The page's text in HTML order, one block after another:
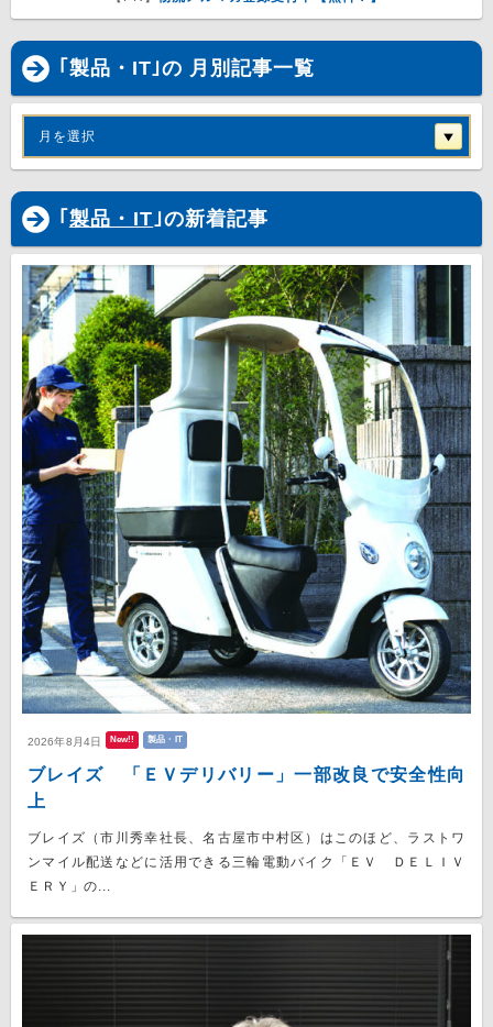
｢製品・IT｣の 月別記事一覧
月を選択
｢ 製品・IT｣の新着記事
2026年8月4日 New!! 製品・IT
ブレイズ 「ＥＶデリバリー」一部改良で安全性向
上
ブレイズ（市川秀幸社長、名古屋市中村区）はこのほど、ラストワ
ンマイル配送などに活用できる三輪電動バイク「ＥＶ ＤＥＬＩＶ
ＥＲＹ」の...